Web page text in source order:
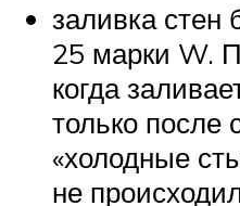
заливка стен
25 марки W.
когда
только после
«холодные
не